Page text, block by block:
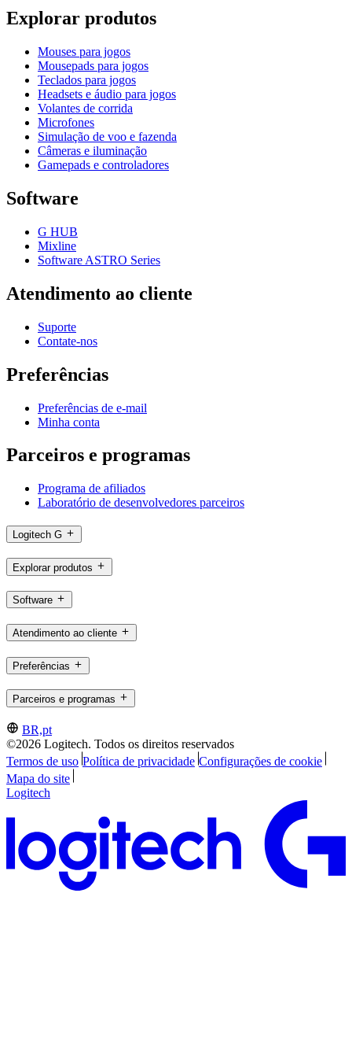
Explorar produtos
Mouses para jogos
Mousepads para jogos
Teclados para jogos
Headsets e áudio para jogos
Volantes de corrida
Microfones
Simulação de voo e fazenda
Câmeras e iluminação
Gamepads e controladores
Software
G HUB
Mixline
Software ASTRO Series
Atendimento ao cliente
Suporte
Contate-nos
Preferências
Preferências de e-mail
Minha conta
Parceiros e programas
Programa de afiliados
Laboratório de desenvolvedores parceiros
Logitech G
Explorar produtos
Software
Atendimento ao cliente
Preferências
Parceiros e programas
BR,pt
©2026 Logitech. Todos os direitos reservados
Termos de uso Política de privacidade Configurações de cookie
Mapa do site
Logitech